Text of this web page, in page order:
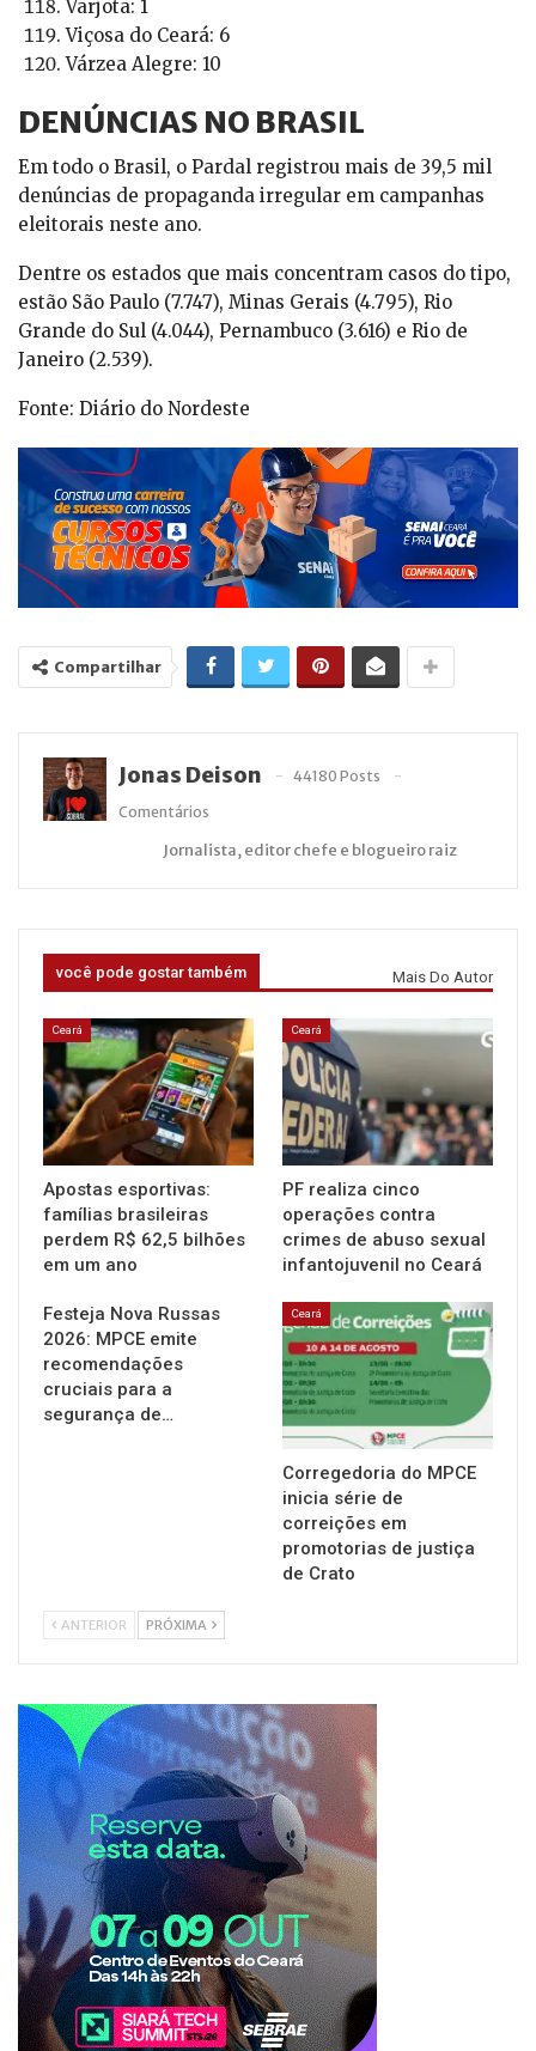
Varjota: 1
Viçosa do Ceará: 6
Várzea Alegre: 10
DENÚNCIAS NO BRASIL
Em todo o Brasil, o Pardal registrou mais de 39,5 mil
denúncias de propaganda irregular em campanhas
eleitorais neste ano.
Dentre os estados que mais concentram casos do tipo,
estão São Paulo (7.747), Minas Gerais (4.795), Rio
Grande do Sul (4.044), Pernambuco (3.616) e Rio de
Janeiro (2.539).
Fonte: Diário do Nordeste
Compartilhar
Jonas Deison
44180 Posts
Comentários
Jornalista, editor chefe e blogueiro raiz
você pode gostar também Mais Do Autor
Ceará
Apostas esportivas:
famílias brasileiras
perdem R$ 62,5 bilhões
em um ano
Ceará
PF realiza cinco
operações contra
crimes de abuso sexual
infantojuvenil no Ceará
Festeja Nova Russas
2026: MPCE emite
recomendações
cruciais para a
segurança de…
Ceará
Corregedoria do MPCE
inicia série de
correições em
promotorias de justiça
de Crato
ANTERIOR PRÓXIMA